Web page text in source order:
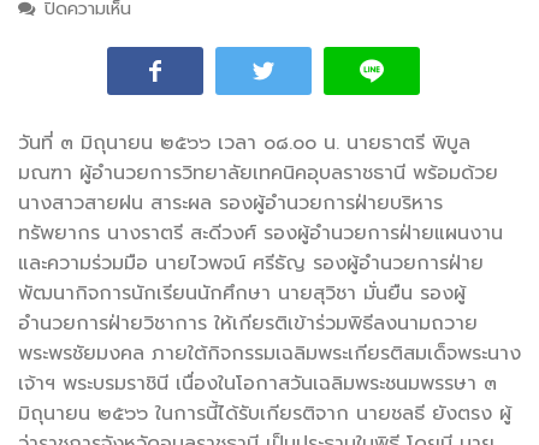
ปิดความเห็น
ราชินี เนื่องในโอกาสวันเฉลิมพระชนมพรรษา ๓ มิถุนายน
๒๕๖๖
วันที่ ๓ มิถุนายน ๒๕๖๖ เวลา ๐๘.๐๐ น. นายธาตรี พิบูล
มณฑา ผู้อำนวยการวิทยาลัยเทคนิคอุบลราชธานี พร้อมด้วย
นางสาวสายฝน สาระผล รองผู้อำนวยการฝ่ายบริหาร
ทรัพยากร นางราตรี สะดีวงศ์ รองผู้อำนวยการฝ่ายแผนงาน
และความร่วมมือ นายไวพจน์ ศรีธัญ รองผู้อำนวยการฝ่าย
พัฒนากิจการนักเรียนนักศึกษา นายสุวิชา มั่นยืน รองผู้
อำนวยการฝ่ายวิชาการ ให้เกียรติเข้าร่วมพิธีลงนามถวาย
พระพรชัยมงคล ภายใต้กิจกรรมเฉลิมพระเกียรติสมเด็จพระนาง
เจ้าฯ พระบรมราชินี เนื่องในโอกาสวันเฉลิมพระชนมพรรษา ๓
มิถุนายน ๒๕๖๖ ในการนี้ได้รับเกียรติจาก นายชลธี ยังตรง ผู้